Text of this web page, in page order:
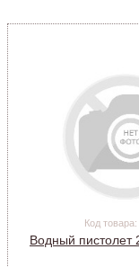
Код
Водный пистолет